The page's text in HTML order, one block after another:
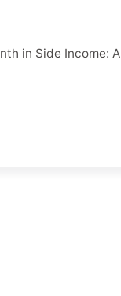
in Side Income: